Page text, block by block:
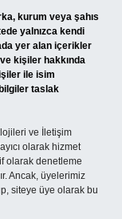
kurum veya şahıs
yalnızca kendi
yer alan içerikler
kişiler hakkında
ile isim
taslak
ve İletişim
olarak hizmet
olarak denetleme
Ancak, üyelerimiz
siteye üye olarak bu